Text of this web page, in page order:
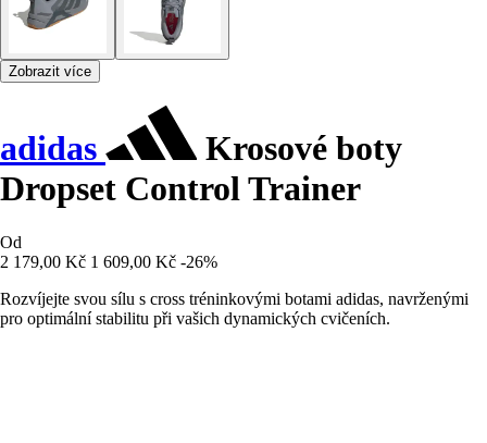
Zobrazit více
adidas
Krosové boty
Dropset Control Trainer
Od
2 179,00 Kč 1 609,00 Kč -26%
Rozvíjejte svou sílu s cross tréninkovými botami adidas, navrženými
pro optimální stabilitu při vašich dynamických cvičeních.